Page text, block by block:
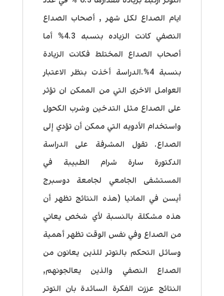
ايام الصداع لكل شهر , أصحاب الصداع
النصفي كانت الزياده بنسبه 4.3% أما
أصحاب الصداع المختلط فكانت الزيادة
بنسبة 4%.
الدراسة أخذت بنظر الاعتبار
العوامل الاخرى التي من الممكن ان تؤثر
على الصداع مثل التدخين وشرب الكحول
واستخدام الأدويه التي ممكن أن تؤدي إلى
الصداع. تقول المشرفة على الدراسة
الدكتورة سارة شرام الطبيبة في
المستشفى الجامعي لجامعة دوسبرج
أيسن في المانيا (هذه النتائج تظهر أن
هذه مشكلة بالنسبة لأي شخص يعاني
من الصداع وفي نفس الوقت تظهر أهمية
وسائل التحكم بالتوتر للذين يعانون من
الصداع النصفي والذين يعالجونهم,
النتائج عززت الفكرة السائدة بان التوتر